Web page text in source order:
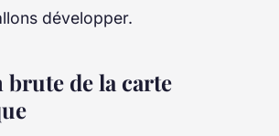
développer.
brute de la carte